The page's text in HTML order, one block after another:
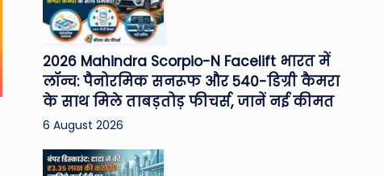
2026 Mahindra Scorpio-N Facelift भारत में
लॉन्च: पैनोरमिक सनरूफ और 540-डिग्री कैमरा
के साथ मिले ताबड़तोड़ फीचर्स, जानें नई कीमत
6 August 2026